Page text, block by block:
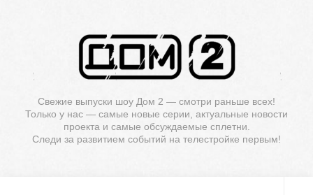
Свежие выпуски шоу Дом 2 — смотри раньше всех!
Только у нас — самые новые серии, актуальные новости
проекта и самые обсуждаемые сплетни.
Следи за развитием событий на телестройке первым!